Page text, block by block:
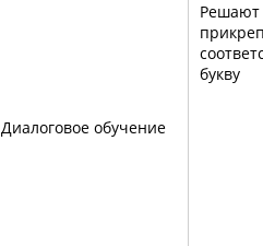
Диалоговое обучение
Решают
букву